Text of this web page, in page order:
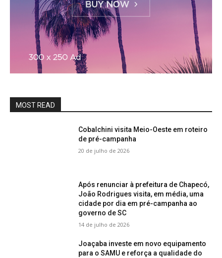
MOST READ
Cobalchini visita Meio-Oeste em roteiro
de pré-campanha
20 de julho de 2026
Após renunciar à prefeitura de Chapecó,
João Rodrigues visita, em média, uma
cidade por dia em pré-campanha ao
governo de SC
14 de julho de 2026
Joaçaba investe em novo equipamento
para o SAMU e reforça a qualidade do